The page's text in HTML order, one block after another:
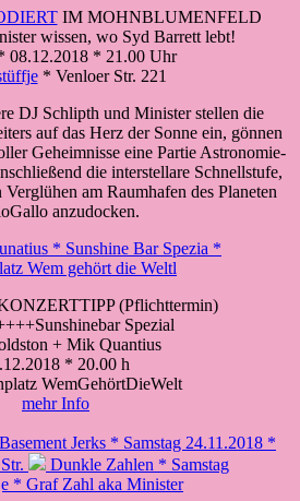
IM MOHNBLUMENFELD
wissen, wo Syd Barrett lebt!
08.12.2018 * 21.00 Uhr
* Venloer Str. 221
DJ Schlipth und Minister stellen die
auf das Herz der Sonne ein, gönnen
Geheimnisse eine Partie Astronomie-
die interstellare Schnellstufe,
am Raumhafen des Planeten
anzudocken.
(Pflichttermin)
Spezial
+ Mik Quantius
* 20.00 h
WemGehörtDieWelt
mehr Info
Jerks * Samstag 24.11.2018 *
Dunkle Zahlen * Samstag
* Graf Zahl aka Minister